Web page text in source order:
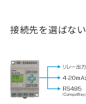
接続先を選ばない